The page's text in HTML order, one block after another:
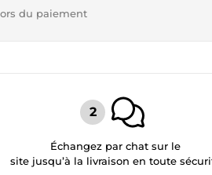
du paiement
Échangez par chat sur le
site jusqu’à la livraison en toute